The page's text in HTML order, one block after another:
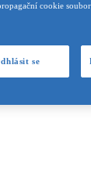
cookie
se